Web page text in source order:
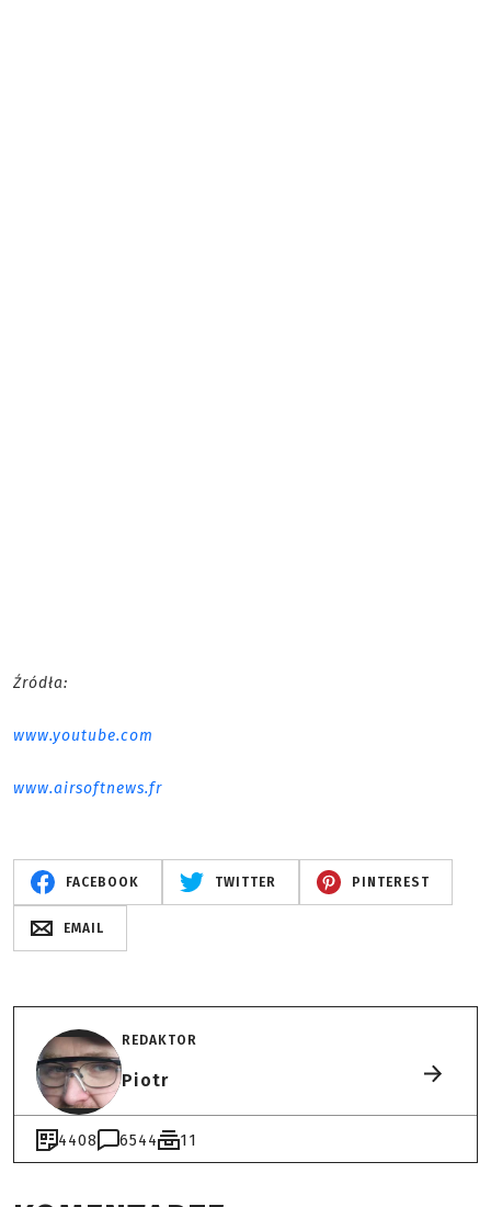
Źródła:
www.youtube.com
www.airsoftnews.fr
FACEBOOK TWITTER PINTEREST
EMAIL
REDAKTOR
Piotr
4408 6544 11